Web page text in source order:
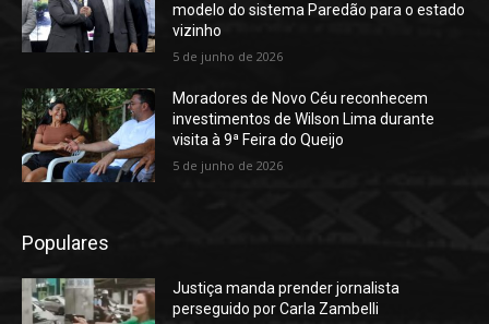
modelo do sistema Paredão para o estado
vizinho
5 de junho de 2026
Moradores de Novo Céu reconhecem
investimentos de Wilson Lima durante
visita à 9ª Feira do Queijo
5 de junho de 2026
Populares
Justiça manda prender jornalista
perseguido por Carla Zambelli